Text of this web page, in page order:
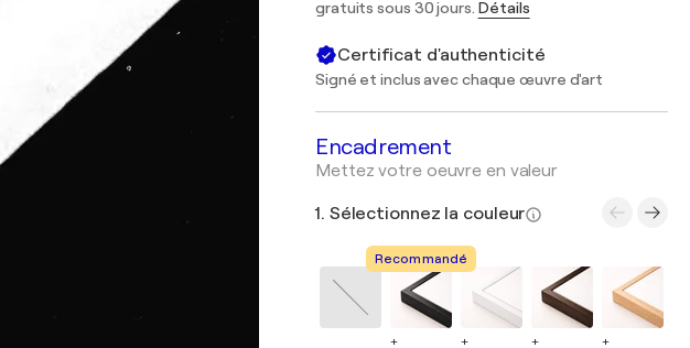
gratuits sous 30 jours. Détails
Certificat d'authenticité
Signé et inclus avec chaque œuvre d'art
Encadrement
Mettez votre oeuvre en valeur
1. Sélectionnez la couleur
Recommandé
+
+
+
+